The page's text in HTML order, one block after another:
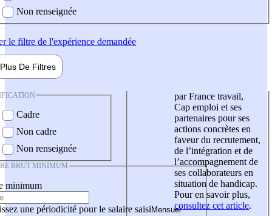
Non renseignée
le filtre de l'expérience demandée
Plus De Filtres
Cadre
Non cadre
Non renseignée
BRUT MINIMUM
minimum
une périodicité pour le salaire saisi
par France travail,
Cap emploi et ses
partenaires pour ses
actions concrètes en
faveur du recrutement,
de l’intégration et de
l’accompagnement de
ses collaborateurs en
situation de handicap.
Pour en savoir plus,
consultez cet article.